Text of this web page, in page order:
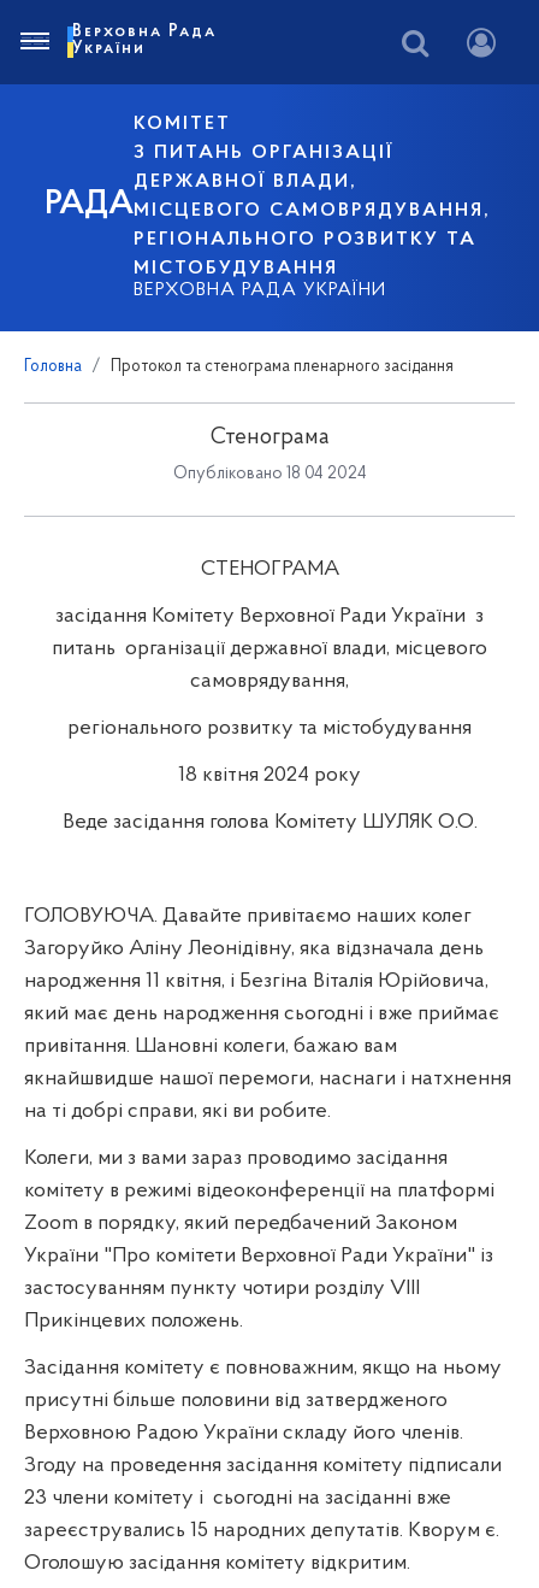
РАДА
КОМІТЕТ
З ПИТАНЬ ОРГАНІЗАЦІЇ
ДЕРЖАВНОЇ ВЛАДИ,
МІСЦЕВОГО САМОВРЯДУВАННЯ,
РЕГІОНАЛЬНОГО РОЗВИТКУ ТА
МІСТОБУДУВАННЯ
ВЕРХОВНА РАДА УКРАЇНИ
Верховна Рада
України
Головна Протокол та стенограма пленарного засідання
Стенограма
Опубліковано 18 04 2024
СТЕНОГРАМА
засідання Комітету Верховної Ради України з
питань організації державної влади, місцевого
самоврядування,
регіонального розвитку та містобудування
18 квітня 2024 року
Веде засідання голова Комітету ШУЛЯК О.О.
ГОЛОВУЮЧА. Давайте привітаємо наших колег
Загоруйко Аліну Леонідівну, яка відзначала день
народження 11 квітня, і Безгіна Віталія Юрійовича,
який має день народження сьогодні і вже приймає
привітання. Шановні колеги, бажаю вам
якнайшвидше нашої перемоги, наснаги і натхнення
на ті добрі справи, які ви робите.
Колеги, ми з вами зараз проводимо засідання
комітету в режимі відеоконференції на платформі
Zoom в порядку, який передбачений Законом
України "Про комітети Верховної Ради України" із
застосуванням пункту чотири розділу VIII
Прикінцевих положень.
Засідання комітету є повноважним, якщо на ньому
присутні більше половини від затвердженого
Верховною Радою України складу його членів.
Згоду на проведення засідання комітету підписали
23 члени комітету і сьогодні на засіданні вже
зареєструвались 15 народних депутатів. Кворум є.
Оголошую засідання комітету відкритим.